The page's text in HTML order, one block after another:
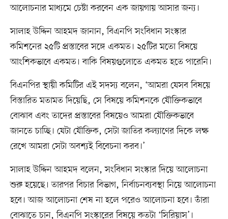
আলোচনার মাধ্যমে চেষ্টা করবেন এক জায়গায় আসার জন্য।
সালাহ উদ্দিন আহমদ জানান, বিএনপি সংবিধান সংস্কার
কমিশনের ২৫টি প্রস্তাবের সঙ্গে একমত। ২৫টির মতো বিষয়ে
আংশিকভাবে একমত। বাকি বিষয়গুলোতে একমত হতে পারেনি।
বিএনপির স্থায়ী কমিটির এই সদস্য বলেন, ‘আমরা যেসব বিষয়ে
বিস্তারিত মতামত দিয়েছি, সে বিষয়ে কমিশনকে যৌক্তিকভাবে
বোঝাব এবং তাদের প্রস্তাবের বিষয়েও আমরা যৌক্তিকভাবে
জানতে চাচ্ছি। যেটা যৌক্তিক, সেটা জাতির কল্যাণের দিকে লক্ষ
রেখে আমরা সেটা অবশ্যই বিবেচনা করব।’
সালাহ উদ্দিন আহমদ বলেন, সংবিধান সংস্কার দিয়ে আলোচনা
শুরু হয়েছে। তারপর বিচার বিভাগ, নির্বাচনব্যবস্থা নিয়ে আলোচনা
হবে। আজ আলোচনা শেষ না হলে পরেও আলোচনা হবে। তাঁরা
বোঝাতে চান, বিএনপি সংস্কারের বিষয়ে কতটা ‘সিরিয়াস’।